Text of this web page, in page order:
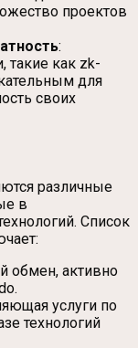
проектов
:
такие как zk-
для
своих
различные
в
Список
обмен, активно
услуги по
технологий